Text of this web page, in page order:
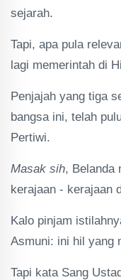
sejarah.
Tapi, apa pula
lagi memerintah di
Penjajah yang tiga
bangsa ini, telah
Pertiwi.
Masak sih, Belanda
kerajaan - kerajaan
Kalo pinjam
Asmuni: ini hil yang
Tapi kata Sang